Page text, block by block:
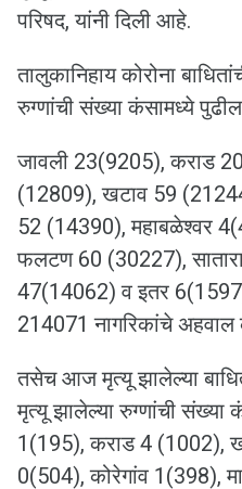
परिषद, यांनी दिली आहे.
तालुकानिहाय कोरोना
रुग्णांची संख्या कंसामध्ये
जावली 23(9205), कराड
(12809), खटाव 59
52 (14390), महाबळेश्वर
फलटण 60 (30227),
47(14062) व इतर
214071 नागरिकांचे अहवाल
तसेच आज मृत्यू झालेल्या
मृत्यू झालेल्या रुग्णांची संख्या
1(195), कराड 4 (1002),
0(504), कोरेगांव 1(398),